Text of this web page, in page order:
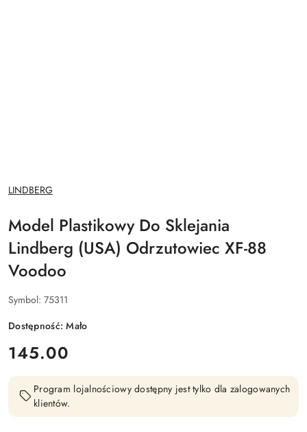
NAZWA
PRODUCENTA:
LINDBERG
Model Plastikowy Do Sklejania
Lindberg (USA) Odrzutowiec XF-88
Voodoo
Symbol: 75311
Dostępność:Mało
cena:
145.00
Program lojalnościowy dostępny jest tylko dla zalogowanych
klientów.